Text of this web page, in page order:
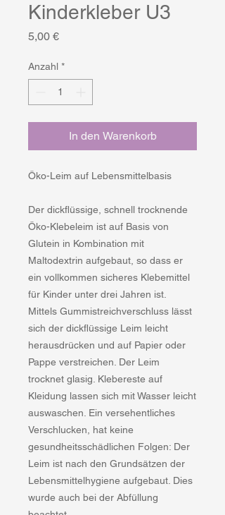
Kinderkleber U3
5,00 €Preis
Anzahl *
In den Warenkorb
Öko-Leim auf Lebensmittelbasis
Der dickflüssige, schnell trocknende
Öko-Klebeleim ist auf Basis von
Glutein in Kombination mit
Maltodextrin aufgebaut, so dass er
ein vollkommen sicheres Klebemittel
für Kinder unter drei Jahren ist.
Mittels Gummistreichverschluss lässt
sich der dickflüssige Leim leicht
herausdrücken und auf Papier oder
Pappe verstreichen. Der Leim
trocknet glasig. Klebereste auf
Kleidung lassen sich mit Wasser leicht
auswaschen. Ein versehentliches
Verschlucken, hat keine
gesundheitsschädlichen Folgen: Der
Leim ist nach den Grundsätzen der
Lebensmittelhygiene aufgebaut. Dies
wurde auch bei der Abfüllung